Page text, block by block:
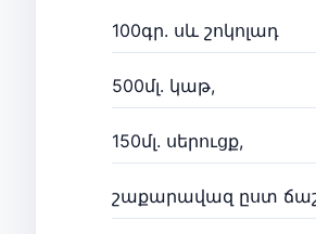
100գր. սև շոկոլադ
500մլ. կաթ,
150մլ. սերուցք,
շաքարավազ ըստ